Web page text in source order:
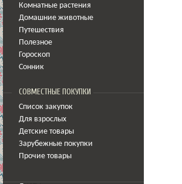
Комнатные растения
Домашние животные
Путешествия
Полезное
Гороскоп
Сонник
СОВМЕСТНЫЕ ПОКУПКИ
Список закупок
Для взрослых
Детские товары
Зарубежные покупки
Прочие товары